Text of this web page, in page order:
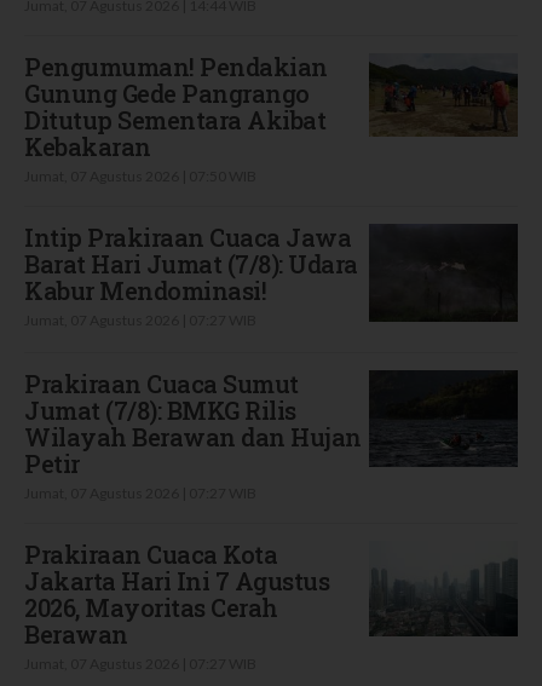
Pengumuman! Pendakian
Gunung Gede Pangrango
Ditutup Sementara Akibat
Kebakaran
Intip Prakiraan Cuaca Jawa
Barat Hari Jumat (7/8): Udara
Kabur Mendominasi!
Prakiraan Cuaca Sumut
Jumat (7/8): BMKG Rilis
Wilayah Berawan dan Hujan
Petir
Prakiraan Cuaca Kota
Jakarta Hari Ini 7 Agustus
2026, Mayoritas Cerah
Berawan